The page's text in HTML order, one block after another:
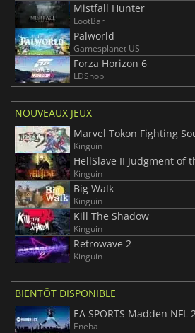
Mistfall Hunter
LootBar
Palworld
Gamesplanet US
Forza Horizon 6
LDShop
NOUVEAUX JEUX
Marvel Tokon Fighting
Kinguin
HellSlave II Judgment of
Kinguin
Big Walk
Kinguin
Kill The Shadow
Kinguin
Retrowave 2
Kinguin
BIENTÔT DISPONIBLE
EA SPORTS Madden NFL
Eneba